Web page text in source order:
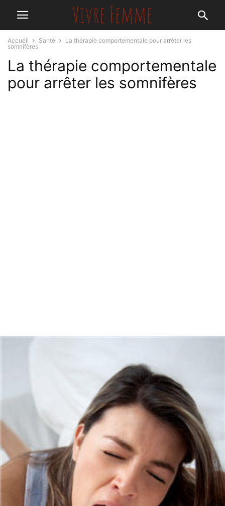
Accueil Santé
La thérapie comportementale pour arrêter les
somnifères
La thérapie comportementale
pour arrêter les somnifères